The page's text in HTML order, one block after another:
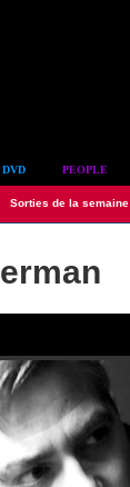
DVD PEOPLE
Sorties de la semaine